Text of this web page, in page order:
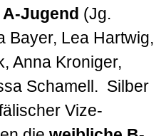
Jugend (Jg.
Bayer, Lea Hartwig,
Anna Kroniger,
Schamell. Silber
Vize-